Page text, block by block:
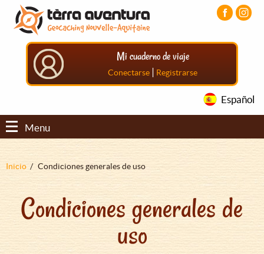
Pasar
contenido
principal
Pasar
menú
principal
Pasar
principal
Mi cuaderno de viaje
Conectarse | Registrarse
Español
Menu
Sobrescribir
ayuda
Inicio Condiciones generales de uso
Condiciones generales de
uso